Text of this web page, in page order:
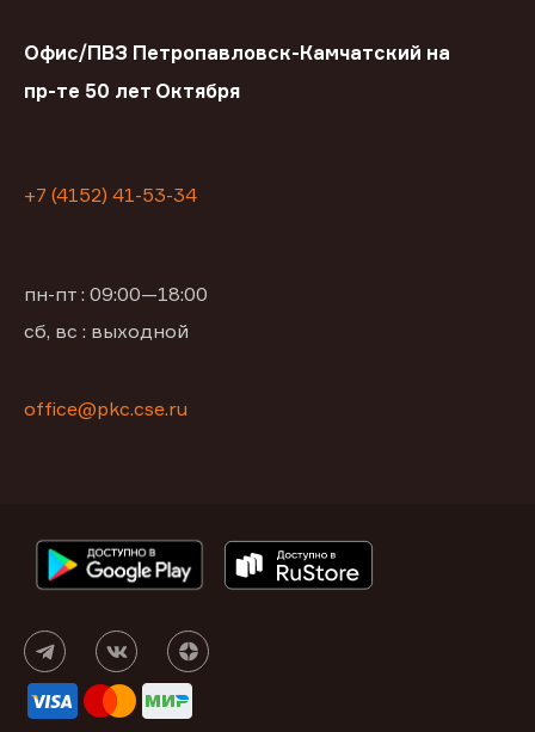
Офис/ПВЗ Петропавловск-Камчатский на
пр-те 50 лет Октября
+7 (4152) 41-53-34
пн-пт : 09:00—18:00
сб, вс : выходной
office@pkc.cse.ru